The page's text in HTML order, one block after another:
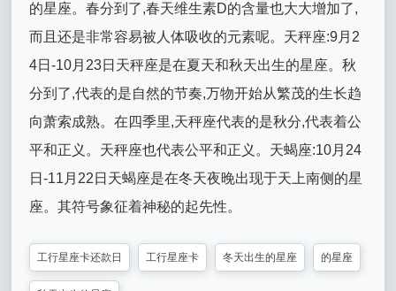
的星座。春分到了,春天维生素D的含量也大大增加了,
而且还是非常容易被人体吸收的元素呢。 天秤座:9月2
4日-10月23日天秤座是在夏天和秋天出生的星座。秋
分到了,代表的是自然的节奏,万物开始从繁茂的生长趋
向萧索成熟。在四季里,天秤座代表的是秋分,代表着公
平和正义。天秤座也代表公平和正义。天蝎座:10月24
日-11月22日天蝎座是在冬天夜晚出现于天上南侧的星
座。其符号象征着神秘的起先性。
工行星座卡还款日 工行星座卡 冬天出生的星座 的星座